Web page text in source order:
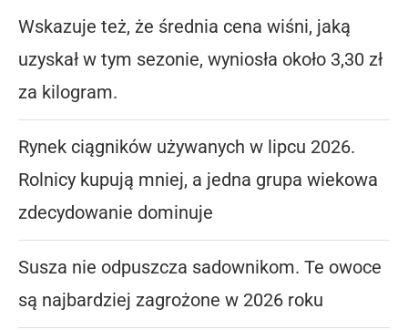
Wskazuje też, że średnia cena wiśni, jaką
uzyskał w tym sezonie, wyniosła około 3,30 zł
za kilogram.
Rynek ciągników używanych w lipcu 2026.
Rolnicy kupują mniej, a jedna grupa wiekowa
zdecydowanie dominuje
Susza nie odpuszcza sadownikom. Te owoce
są najbardziej zagrożone w 2026 roku